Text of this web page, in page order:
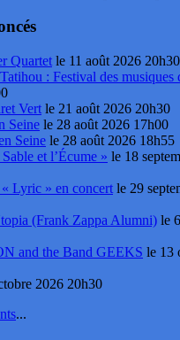
Quartet le 11 août 2026 20h30
: Festival des musiques
Vert le 21 août 2026 20h30
Seine le 28 août 2026 17h00
Seine le 28 août 2026 18h55
et l’Écume » le 18
Lyric » en concert le 29
(Frank Zappa Alumni) le
and the Band GEEKS le 13
2026 20h30
...